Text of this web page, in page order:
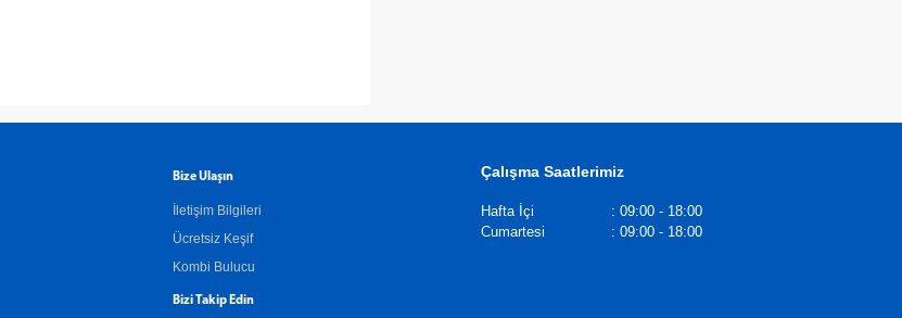
Bize Ulaşın
İletişim Bilgileri
Ücretsiz Keşif
Kombi Bulucu
Bizi Takip Edin
Çalışma Saatlerimiz
Hafta İçi : 09:00 - 18:00
Cumartesi
: 09:00 - 18:00